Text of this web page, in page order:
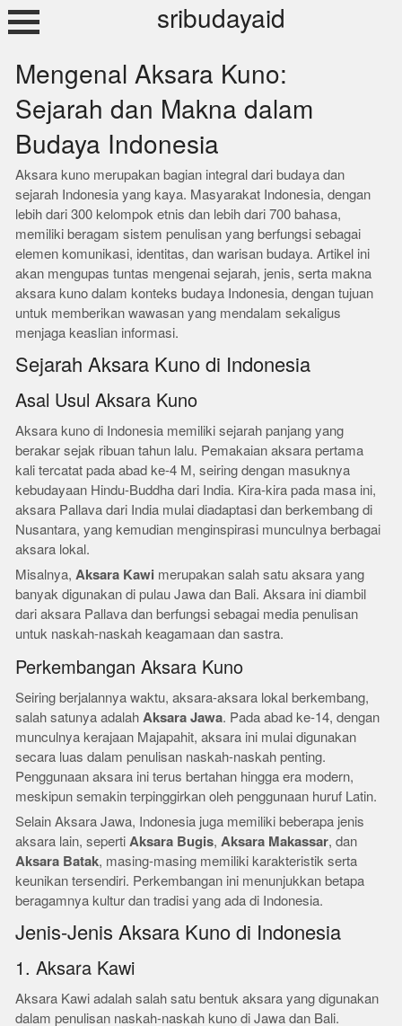
Skip
to
sribudayaid
Mengenal Aksara Kuno:
Sejarah dan Makna dalam
Budaya Indonesia
Aksara kuno merupakan bagian integral dari budaya dan
sejarah Indonesia yang kaya. Masyarakat Indonesia, dengan
lebih dari 300 kelompok etnis dan lebih dari 700 bahasa,
memiliki beragam sistem penulisan yang berfungsi sebagai
elemen komunikasi, identitas, dan warisan budaya. Artikel ini
akan mengupas tuntas mengenai sejarah, jenis, serta makna
aksara kuno dalam konteks budaya Indonesia, dengan tujuan
untuk memberikan wawasan yang mendalam sekaligus
menjaga keaslian informasi.
Sejarah Aksara Kuno di Indonesia
Asal Usul Aksara Kuno
Aksara kuno di Indonesia memiliki sejarah panjang yang
berakar sejak ribuan tahun lalu. Pemakaian aksara pertama
kali tercatat pada abad ke-4 M, seiring dengan masuknya
kebudayaan Hindu-Buddha dari India. Kira-kira pada masa ini,
aksara Pallava dari India mulai diadaptasi dan berkembang di
Nusantara, yang kemudian menginspirasi munculnya berbagai
aksara lokal.
Misalnya,Aksara Kawi merupakan salah satu aksara yang
banyak digunakan di pulau Jawa dan Bali. Aksara ini diambil
dari aksara Pallava dan berfungsi sebagai media penulisan
untuk naskah-naskah keagamaan dan sastra.
Perkembangan Aksara Kuno
Seiring berjalannya waktu, aksara-aksara lokal berkembang,
salah satunya adalahAksara Jawa. Pada abad ke-14, dengan
munculnya kerajaan Majapahit, aksara ini mulai digunakan
secara luas dalam penulisan naskah-naskah penting.
Penggunaan aksara ini terus bertahan hingga era modern,
meskipun semakin terpinggirkan oleh penggunaan huruf Latin.
Selain Aksara Jawa, Indonesia juga memiliki beberapa jenis
aksara lain, sepertiAksara Bugis,Aksara Makassar, dan
Aksara Batak, masing-masing memiliki karakteristik serta
keunikan tersendiri. Perkembangan ini menunjukkan betapa
beragamnya kultur dan tradisi yang ada di Indonesia.
Jenis-Jenis Aksara Kuno di Indonesia
1. Aksara Kawi
Aksara Kawi adalah salah satu bentuk aksara yang digunakan
dalam penulisan naskah-naskah kuno di Jawa dan Bali.